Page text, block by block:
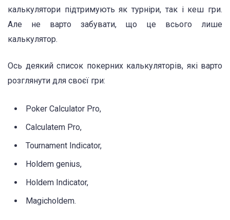
калькулятори підтримують як турніри, так і кеш гри.
Але не варто забувати, що це всього лише
калькулятор.
Ось деякий список покерних калькуляторів, які варто
розглянути для своєї гри:
Poker Calculator Pro,
Calculatem Pro,
Tournament Indicator,
Holdem genius,
Holdem Indicator,
Magicholdem.